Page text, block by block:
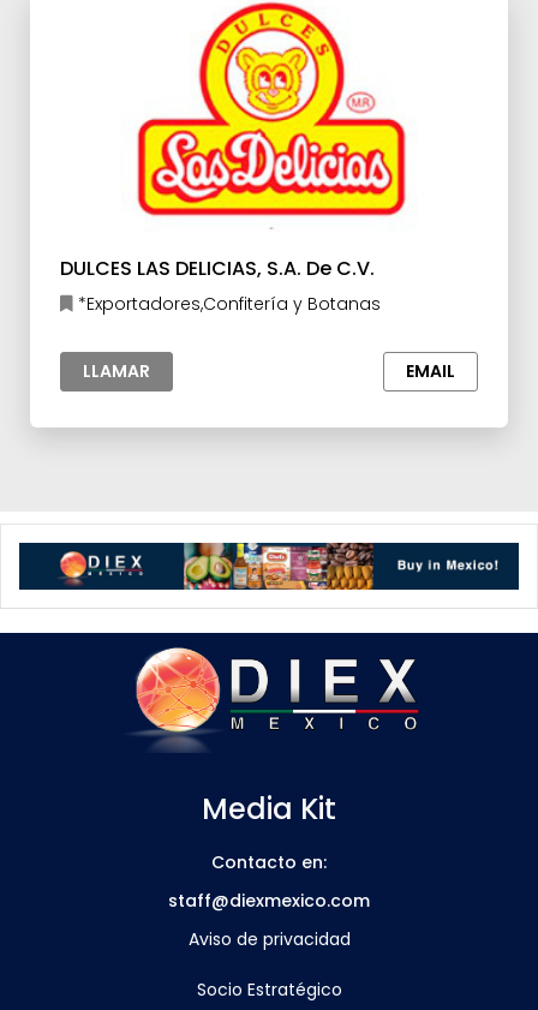
DULCES LAS DELICIAS, S.A. De C.V.
*Exportadores,Confitería y Botanas
LLAMAR EMAIL
Media Kit
Contacto en:
staff@diexmexico.com
Aviso de privacidad
Socio Estratégico